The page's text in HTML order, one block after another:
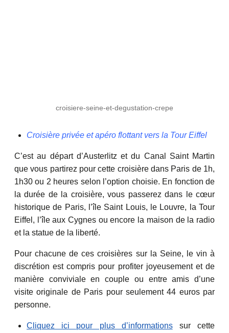
croisiere-seine-et-degustation-crepe
Croisière privée et apéro flottant vers la Tour Eiffel
C’est au départ d’Austerlitz et du Canal Saint Martin
que vous partirez pour cette croisière dans Paris de 1h,
1h30 ou 2 heures selon l’option choisie. En fonction de
la durée de la croisière, vous passerez dans le cœur
historique de Paris, l’île Saint Louis, le Louvre, la Tour
Eiffel, l’île aux Cygnes ou encore la maison de la radio
et la statue de la liberté.
Pour chacune de ces croisières sur la Seine, le vin à
discrétion est compris pour profiter joyeusement et de
manière conviviale en couple ou entre amis d’une
visite originale de Paris pour seulement 44 euros par
personne.
Cliquez ici pour plus d’informationssur cette